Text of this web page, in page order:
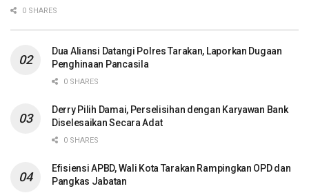
0 SHARES
Dua Aliansi Datangi Polres Tarakan, Laporkan Dugaan
Penghinaan Pancasila
0 SHARES
Derry Pilih Damai, Perselisihan dengan Karyawan Bank
Diselesaikan Secara Adat
0 SHARES
Efisiensi APBD, Wali Kota Tarakan Rampingkan OPD dan
Pangkas Jabatan